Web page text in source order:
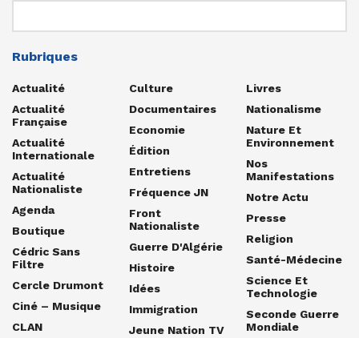
Rubriques
Actualité
Actualité
Française
Actualité
Internationale
Actualité
Nationaliste
Agenda
Boutique
Cédric Sans
Filtre
Cercle Drumont
Ciné – Musique
CLAN
Culture
Documentaires
Economie
Édition
Entretiens
Fréquence JN
Front
Nationaliste
Guerre D'Algérie
Histoire
Idées
Immigration
Jeune Nation TV
Livres
Nationalisme
Nature Et
Environnement
Nos
Manifestations
Notre Actu
Presse
Religion
Santé-Médecine
Science Et
Technologie
Seconde Guerre
Mondiale